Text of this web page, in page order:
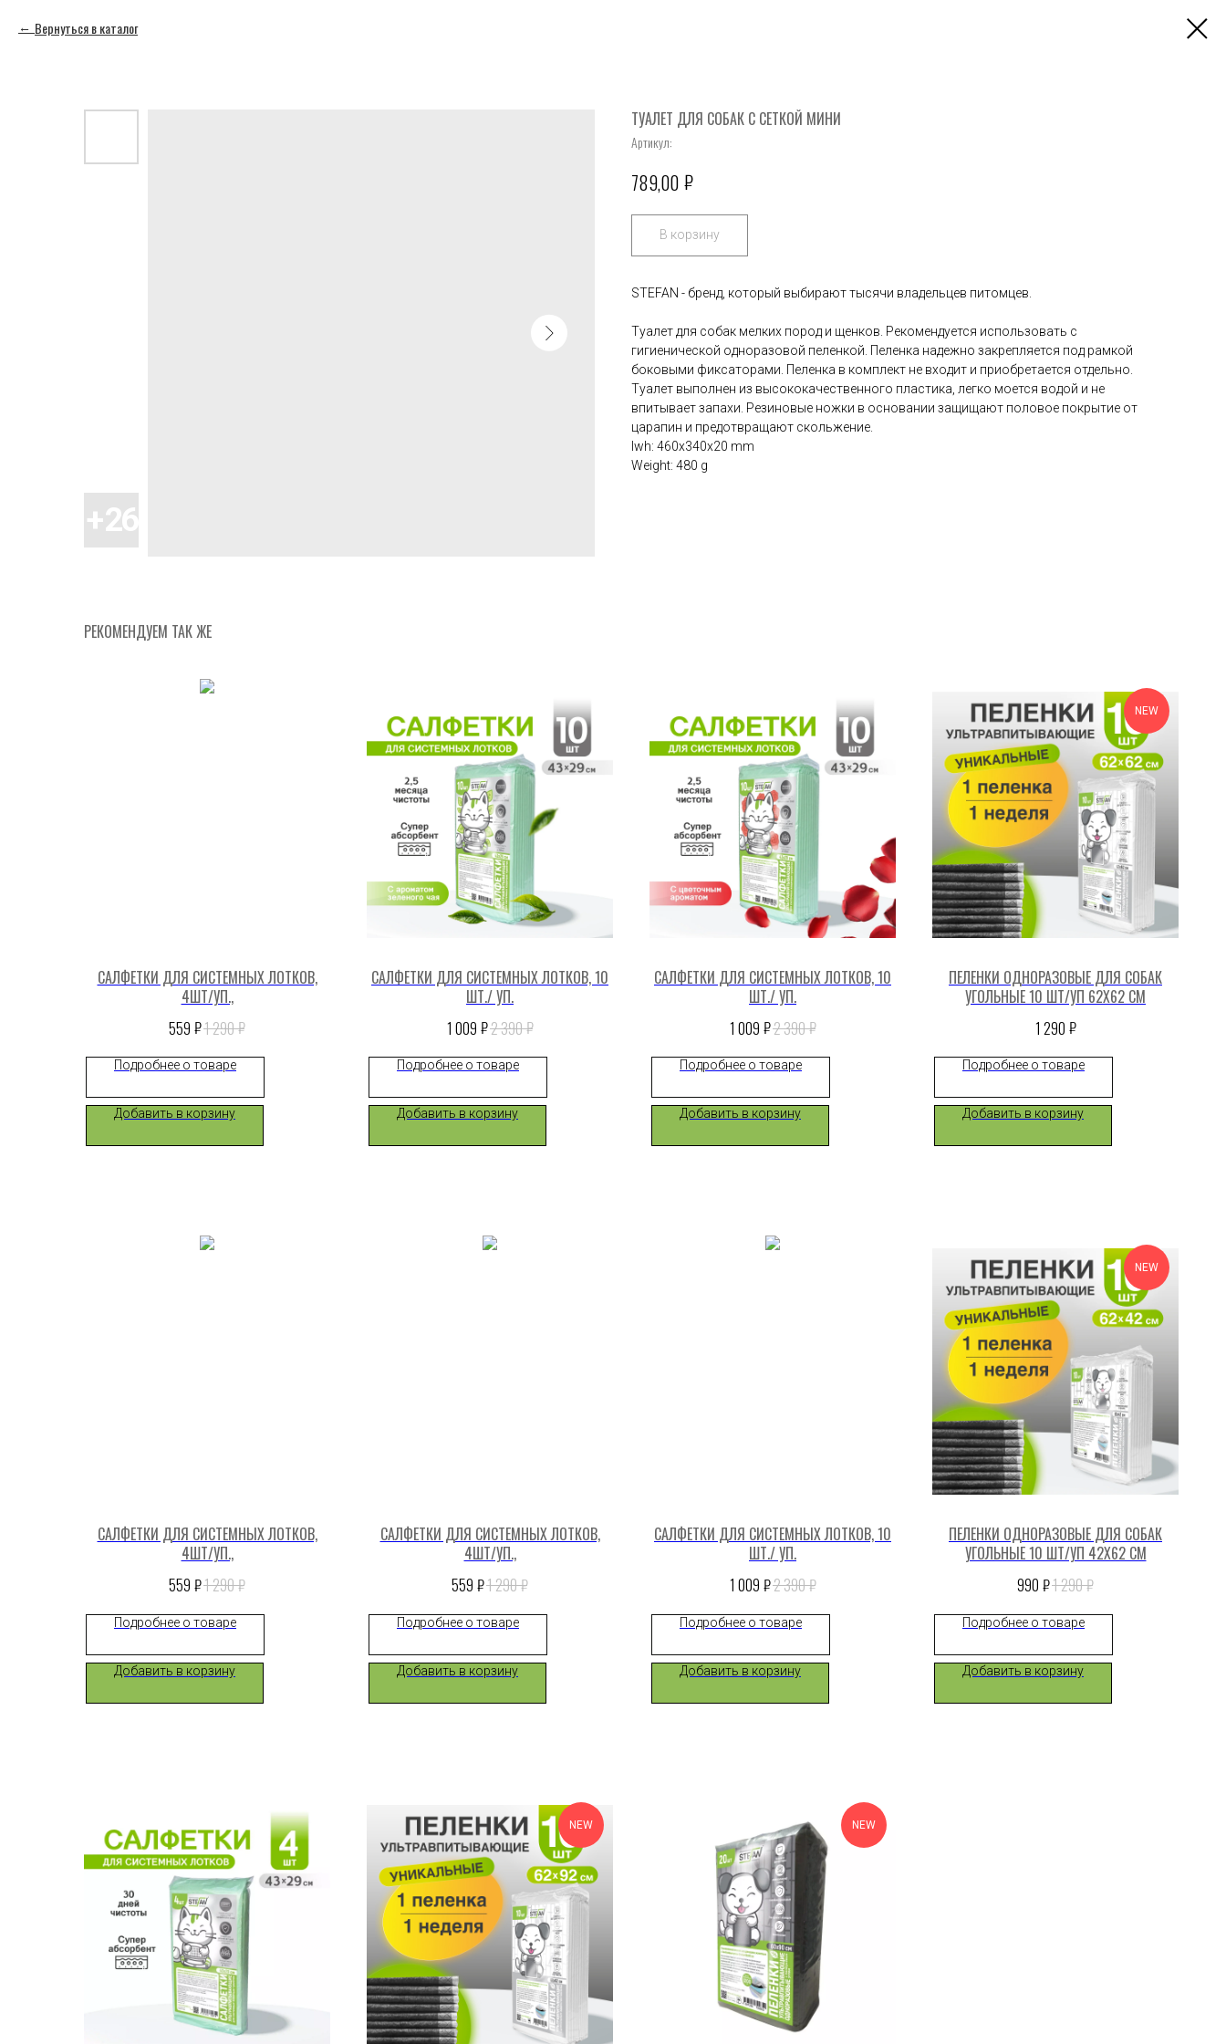
Вернуться в каталог
ТУАЛЕТ ДЛЯ СОБАК С СЕТКОЙ МИНИ
Артикул:
789,00 ₽
В корзину
STEFAN - бренд, который выбирают тысячи владельцев питомцев.
Туалет для собак мелких пород и щенков. Рекомендуется использовать с
гигиенической одноразовой пеленкой. Пеленка надежно закрепляется под рамкой
боковыми фиксаторами. Пеленка в комплект не входит и приобретается отдельно.
Туалет выполнен из высококачественного пластика, легко моется водой и не
впитывает запахи. Резиновые ножки в основании защищают половое покрытие от
царапин и предотвращают скольжение.
lwh: 460x340x20 mm
Weight: 480 g
РЕКОМЕНДУЕМ ТАК ЖЕ
САЛФЕТКИ ДЛЯ СИСТЕМНЫХ ЛОТКОВ,
4ШТ/УП.,
559 ₽1 290₽
Подробнее о товаре
Добавить в корзину
САЛФЕТКИ ДЛЯ СИСТЕМНЫХ ЛОТКОВ, 10
ШТ./ УП.
1 009 ₽2 390₽
Подробнее о товаре
Добавить в корзину
САЛФЕТКИ ДЛЯ СИСТЕМНЫХ ЛОТКОВ, 10
ШТ./ УП.
1 009 ₽2 390₽
Подробнее о товаре
Добавить в корзину
NEW
ПЕЛЕНКИ ОДНОРАЗОВЫЕ ДЛЯ СОБАК
УГОЛЬНЫЕ 10 ШТ/УП 62X62 СМ
1 290 ₽
Подробнее о товаре
Добавить в корзину
САЛФЕТКИ ДЛЯ СИСТЕМНЫХ ЛОТКОВ,
4ШТ/УП.,
559 ₽1 290₽
Подробнее о товаре
Добавить в корзину
САЛФЕТКИ ДЛЯ СИСТЕМНЫХ ЛОТКОВ,
4ШТ/УП.,
559 ₽1 290₽
Подробнее о товаре
Добавить в корзину
САЛФЕТКИ ДЛЯ СИСТЕМНЫХ ЛОТКОВ, 10
ШТ./ УП.
1 009 ₽2 390₽
Подробнее о товаре
Добавить в корзину
NEW
ПЕЛЕНКИ ОДНОРАЗОВЫЕ ДЛЯ СОБАК
УГОЛЬНЫЕ 10 ШТ/УП 42X62 СМ
990 ₽1 290₽
Подробнее о товаре
Добавить в корзину
NEW NEW